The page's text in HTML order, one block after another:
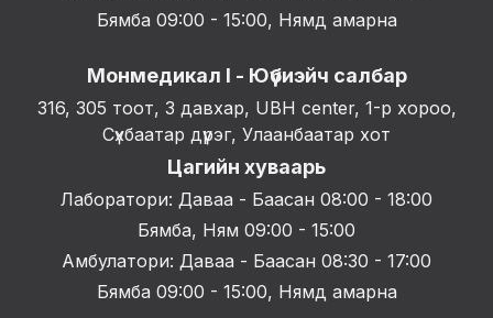
Бямба 09:00 - 15:00, Нямд амарна
Монмедикал I - Юүбиэйч салбар
316, 305 тоот, 3 давхар, UBH center, 1-р хороо,
Сүхбаатар дүүрэг, Улаанбаатар хот
Цагийн хуваарь
Лаборатори: Даваа - Баасан 08:00 - 18:00
Бямба, Ням 09:00 - 15:00
Амбулатори: Даваа - Баасан 08:30 - 17:00
Бямба 09:00 - 15:00, Нямд амарна